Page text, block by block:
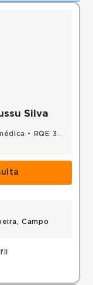
Silva
•
RQE 3922 - Cardiologia
Campo